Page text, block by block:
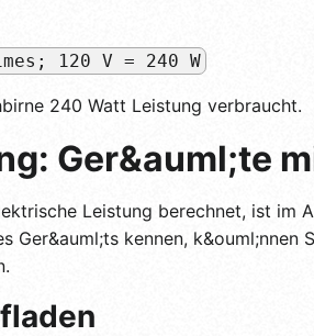
120 V = 240 W
240 Watt Leistung verbraucht.
Ger&auml;te
Leistung berechnet, ist im
Ger&auml;ts kennen,